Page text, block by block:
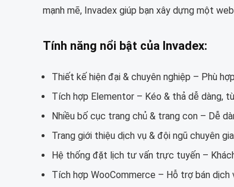
mạnh mẽ, Invadex giúp bạn xây dựng một
Tính năng nổi bật của Invadex:
Thiết kế hiện đại & chuyên nghiệp – Phù
Tích hợp Elementor – Kéo & thả dễ dàng,
Nhiều bố cục trang chủ & trang con – Dễ
Trang giới thiệu dịch vụ & đội ngũ chuyên
Hệ thống đặt lịch tư vấn trực tuyến –
Tích hợp WooCommerce – Hỗ trợ bán dịch